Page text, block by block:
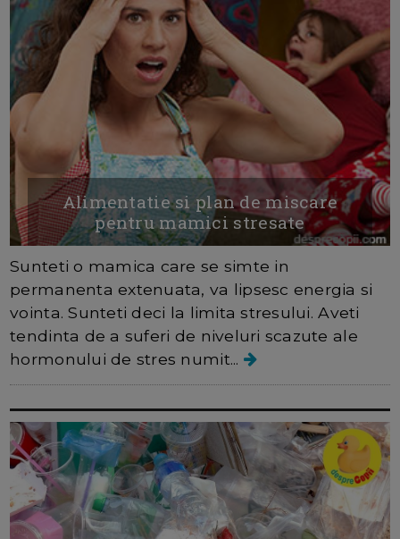
Alimentatie si plan de miscare
pentru mamici stresate
Sunteti o mamica care se simte in
permanenta extenuata, va lipsesc energia si
vointa. Sunteti deci la limita stresului. Aveti
tendinta de a suferi de niveluri scazute ale
hormonului de stres numit...